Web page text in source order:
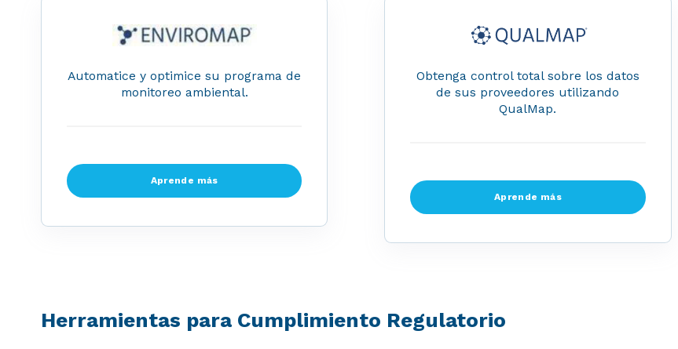
Automatice y optimice su programa de
monitoreo ambiental.
Aprende más
Obtenga control total sobre los datos
de sus proveedores utilizando
QualMap.
Aprende más
Herramientas para Cumplimiento Regulatorio